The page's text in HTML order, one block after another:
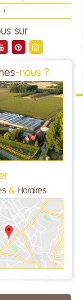
+
sur
-nous ?
& Horaires